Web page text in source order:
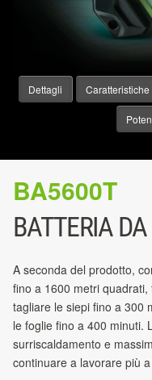
Dettagli Caratteristiche
BA5600T
BATTERIA
A seconda del prodotto,
fino a 1600 metri
tagliare le siepi fino a 300
le foglie fino a 400 minuti.
surriscaldamento e
continuare a lavorare più